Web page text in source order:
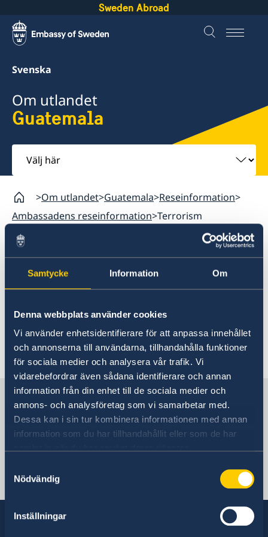
Samtycke Information Om
Denna webbplats använder cookies
Vi använder enhetsidentifierare för att anpassa innehållet
och annonserna till användarna, tillhandahålla funktioner
för sociala medier och analysera vår trafik. Vi
vidarebefordrar även sådana identifierare och annan
information från din enhet till de sociala medier och
annons- och analysföretag som vi samarbetar med.
Dessa kan i sin tur kombinera informationen med annan
information som du har tillhandahållit eller som de har
Nödvändig
Inställningar
Sweden Abroad
Svenska
Om utlandet
Guatemala
Välj
här
Om utlandet Guatemala Reseinformation
Ambassadens reseinformation Terrorism
Guatemala
Rösta i Guatemala
Hjälp till svenskar i Guatemala
Rösta i Guatemala
Förlust av pass
Passansökan för vuxna
Passansökan för barn
Provisoriskt pass
Samordningsnummer
Nationellt ID-kort
Information och svar på vanliga frågor om pass och
nationellt ID-kort
Akut hjälp i Guatemala
Viktiga telefonnummer
Om du blir sjuk eller råkar ut för en olycka
Svenskt medborgarskap i Guatemala
Registrera nyfödd utomlands
Avgifter
Reseinformation
Ambassadens reseinformation
Aktuella händelser
Allmänna säkerhetsläget
Lokala lagar och sedvänjor
Kriminalitet och personlig säkerhet
Trafiksäkerhet
Resa i landet
Hälso- och sjukvård
In- och utresebestämmelser
Terrorism
Risken för terrordåd bedöms vara låg.
Senast uppdaterad 02 juni 2026, 09.05
Sverige i Guatemala
Sveriges Ambassad
Guatemala City, Guatemala